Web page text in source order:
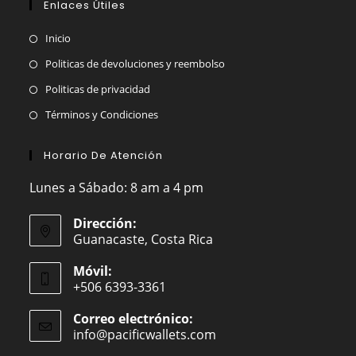
Enlaces Útiles
Inicio
Politicas de devoluciones y reembolso
Politicas de privacidad
Términos y Condiciones
Horario De Atención
Lunes a Sábado: 8 am a 4 pm
Dirección:
Guanacaste, Costa Rica
Móvil:
+506 6393-3361
Correo electrónico:
info@pacificwallets.com